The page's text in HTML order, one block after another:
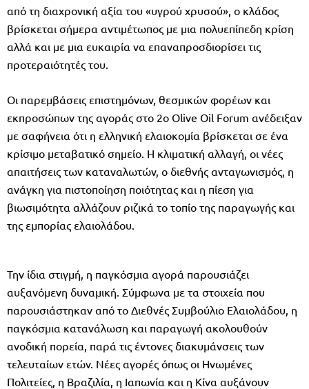
από τη διαχρονική αξία του «υγρού χρυσού», ο κλάδος
βρίσκεται σήμερα αντιμέτωπος με μια πολυεπίπεδη κρίση
αλλά και με μια ευκαιρία να επαναπροσδιορίσει τις
προτεραιότητές του.
Οι παρεμβάσεις επιστημόνων, θεσμικών φορέων και
εκπροσώπων της αγοράς στο 2o Olive Oil Forum ανέδειξαν
με σαφήνεια ότι η ελληνική ελαιοκομία βρίσκεται σε ένα
κρίσιμο μεταβατικό σημείο. Η κλιματική αλλαγή, οι νέες
απαιτήσεις των καταναλωτών, ο διεθνής ανταγωνισμός, η
ανάγκη για πιστοποίηση ποιότητας και η πίεση για
βιωσιμότητα αλλάζουν ριζικά το τοπίο της παραγωγής και
της εμπορίας ελαιολάδου.
Την ίδια στιγμή, η παγκόσμια αγορά παρουσιάζει
αυξανόμενη δυναμική. Σύμφωνα με τα στοιχεία που
παρουσιάστηκαν από το Διεθνές Συμβούλιο Ελαιολάδου, η
παγκόσμια κατανάλωση και παραγωγή ακολουθούν
ανοδική πορεία, παρά τις έντονες διακυμάνσεις των
τελευταίων ετών. Νέες αγορές όπως οι Ηνωμένες
Πολιτείες, η Βραζιλία, η Ιαπωνία και η Κίνα αυξάνουν